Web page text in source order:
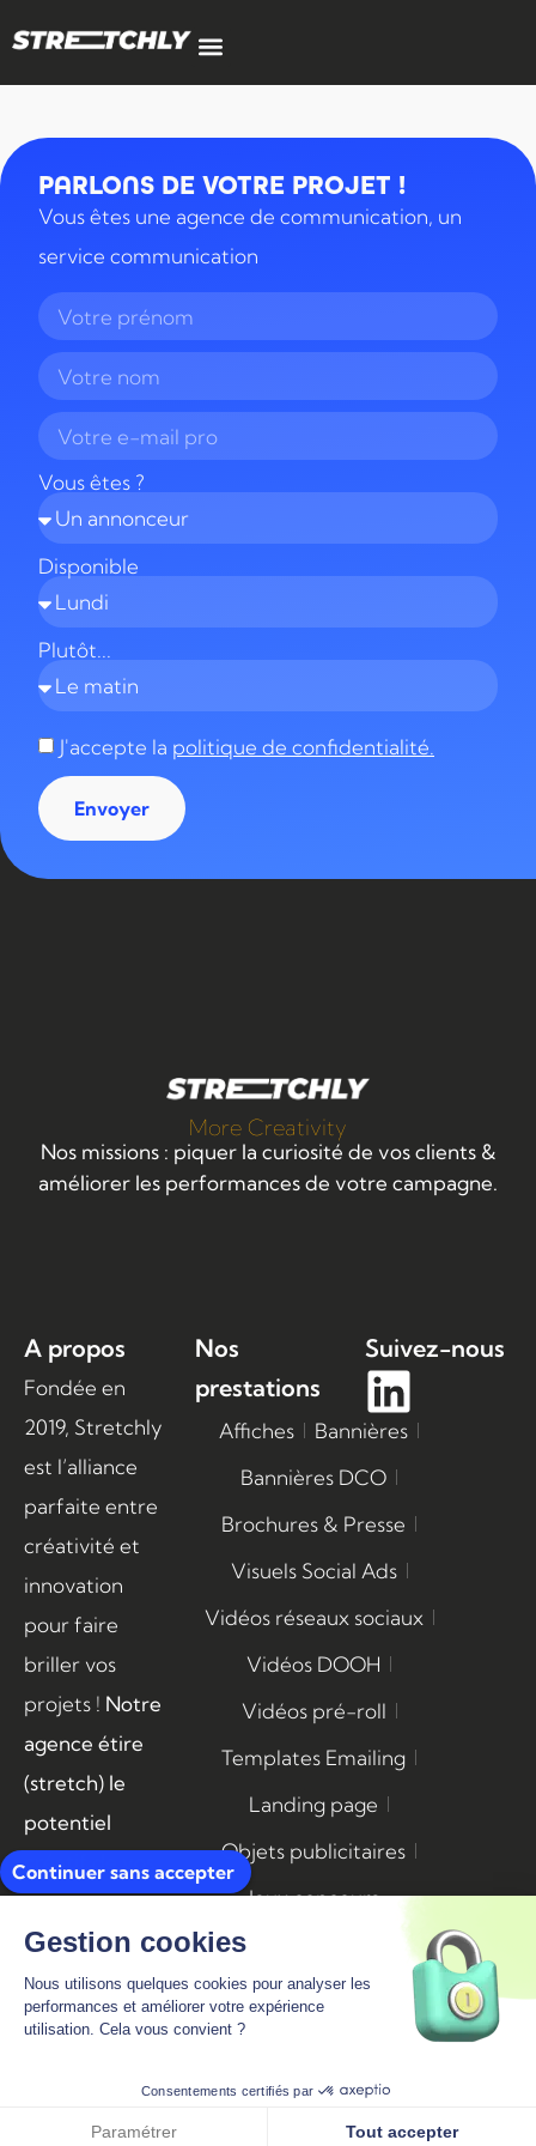
Continuer sans accepter
Gestion cookies
Nous utilisons quelques cookies pour analyser les
performances et améliorer votre expérience
utilisation. Cela vous convient ?
Consentements certifiés par
Paramétrer Tout accepter
RGPD
PARLONS DE VOTRE PROJET !
Vous êtes une agence de communication, un
service communication
Vous êtes ?
Disponible
Plutôt...
J'accepte la politique de confidentialité.
Envoyer
More Creativity
Nos missions : piquer la curiosité de vos clients &
améliorer les performances de votre campagne.
A propos
Fondée en
2019, Stretchly
est l’alliance
parfaite entre
créativité et
innovation
pour faire
briller vos
projets ! Notre
agence étire
(stretch) le
potentiel
créatif de vos
campagnes.
Nos
prestations
Affiches
Bannières
Bannières DCO
Brochures & Presse
Visuels Social Ads
Vidéos réseaux sociaux
Vidéos DOOH
Vidéos pré-roll
Templates Emailing
Landing page
Objets publicitaires
Jeux concours
Suivez-nous
Mentions légales